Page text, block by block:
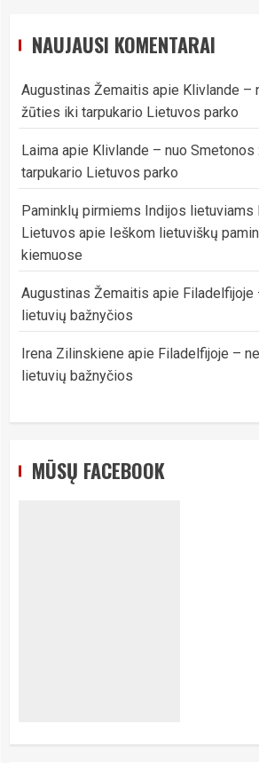
NAUJAUSI KOMENTARAI
Augustinas Žemaitis apie Klivlande –
žūties iki tarpukario Lietuvos parko
Laima apie Klivlande – nuo
tarpukario Lietuvos parko
Paminklų pirmiems Indijos lietuviams
Lietuvos apie Ieškom lietuviškų
kiemuose
Augustinas Žemaitis apie Filadelfijoje
lietuvių bažnyčios
Irena Zilinskiene apie Filadelfijoje –
lietuvių bažnyčios
MŪSŲ FACEBOOK